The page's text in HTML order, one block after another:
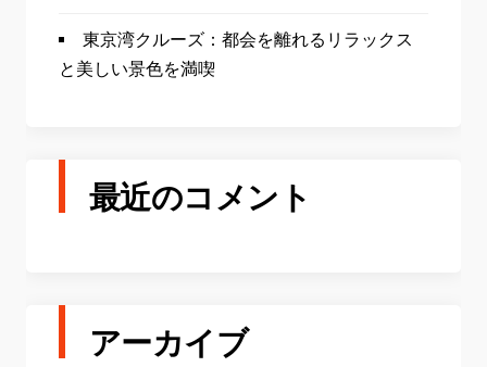
東京湾クルーズ：都会を離れるリラックス
と美しい景色を満喫
最近のコメント
アーカイブ